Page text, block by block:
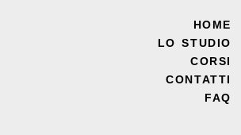
HOME
LO STUDIO
CORSI
CONTATTI
FAQ